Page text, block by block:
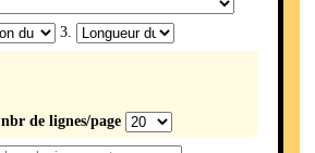
3.
nbr de lignes/page